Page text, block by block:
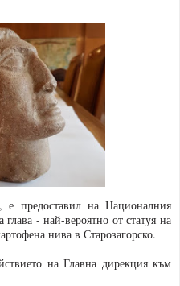
предоставил на Националния
- най-вероятно от статуя на
нива в Старозагорско.
на Главна дирекция към